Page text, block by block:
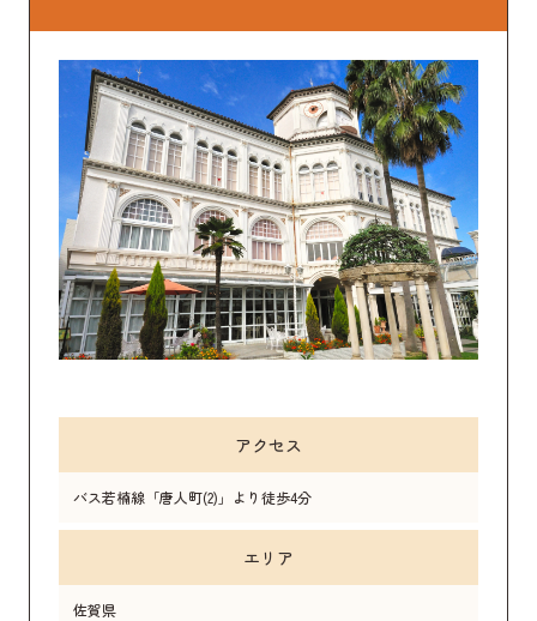
アクセス
バス若楠線「唐人町(2)」より徒歩4分
エリア
佐賀県